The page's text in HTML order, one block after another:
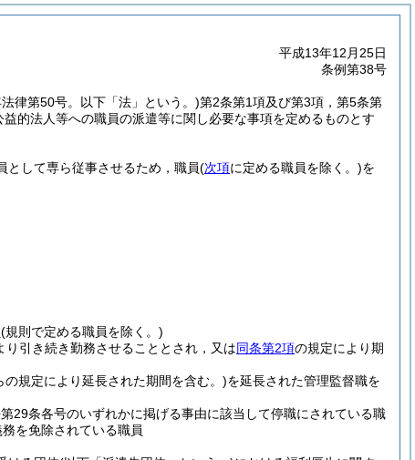
平成13年12月25日
条例第38号
律第50号。以下「法」という。)第2条第1項及び第3項，第5条第
的法人等への職員の派遣等に関し必要な事項を定めるものとす
として専ら従事させるため，職員(次項に定める職員を除く。)を
(規則で定める職員を除く。)
り引き続き勤務させることとされ，又は同条第2項の規定により期
の規定により延長された期間を含む。)を延長された管理監督職を
29条各号のいずれかに掲げる事由に該当して停職にされている職
を免除されている職員